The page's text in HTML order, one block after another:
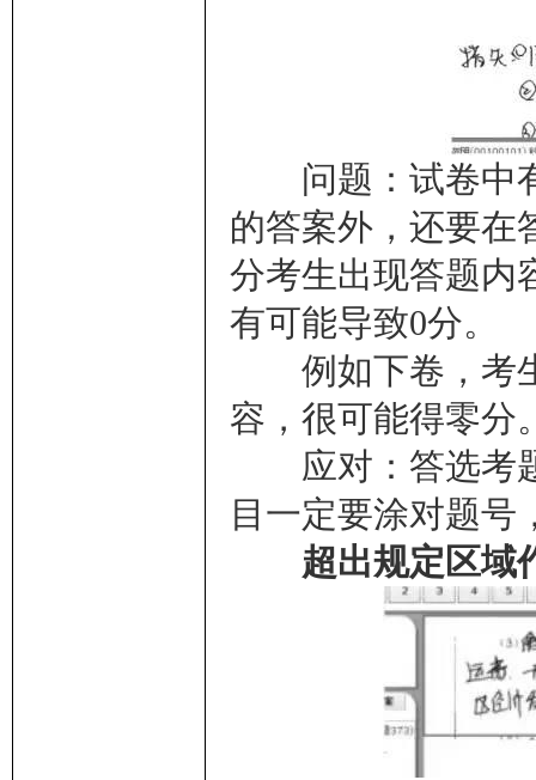
问题：试卷中有
的答案外，还要在
分考生出现答题内
有可能导致0分。
例如下卷，考生
容，很可能得零分
应对：答选考题
目一定要涂对题号
超出规定区域